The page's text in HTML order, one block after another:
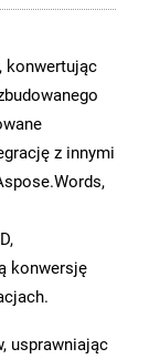
konwertując
z innymi
konwersję
usprawniając